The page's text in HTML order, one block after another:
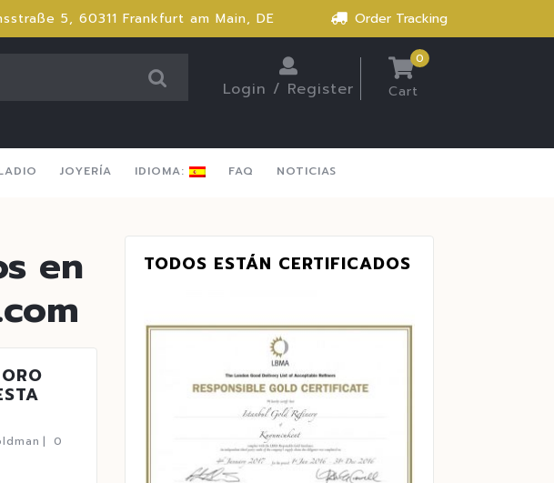
5, 60311 Frankfurt am Main, DE Order Tracking
Login / Register Cart
0
JOYERÍA IDIOMA: FAQ NOTICIAS
en
|
0
TODOS ESTÁN CERTIFICADOS